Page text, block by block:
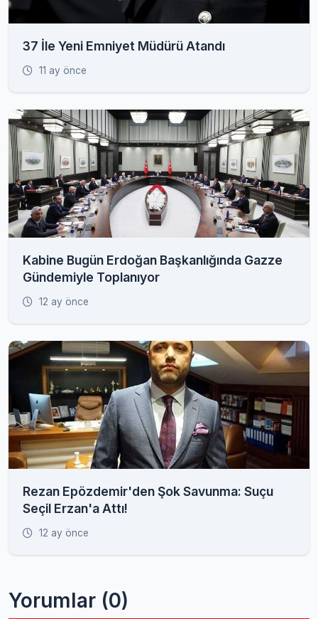
37 İle Yeni Emniyet Müdürü Atandı
11 ay önce
Kabine Bugün Erdoğan Başkanlığında Gazze
Gündemiyle Toplanıyor
12 ay önce
Rezan Epözdemir'den Şok Savunma: Suçu
Seçil Erzan'a Attı!
12 ay önce
Yorumlar (0)